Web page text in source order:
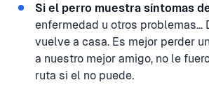
Si el perro muestra síntomas
enfermedad u otros problemas...
vuelve a casa. Es mejor perder
a nuestro mejor amigo, no le
ruta si el no puede.